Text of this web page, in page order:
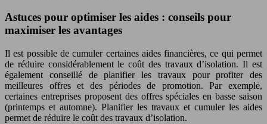
Astuces pour optimiser les aides : conseils pour
maximiser les avantages
Il est possible de cumuler certaines aides financières, ce qui permet
de réduire considérablement le coût des travaux d’isolation. Il est
également conseillé de planifier les travaux pour profiter des
meilleures offres et des périodes de promotion. Par exemple,
certaines entreprises proposent des offres spéciales en basse saison
(printemps et automne). Planifier les travaux et cumuler les aides
permet de réduire le coût des travaux d’isolation.